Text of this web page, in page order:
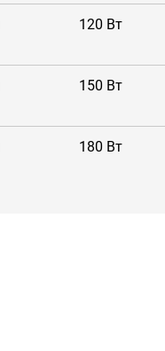
120 Вт
150 Вт
180 Вт